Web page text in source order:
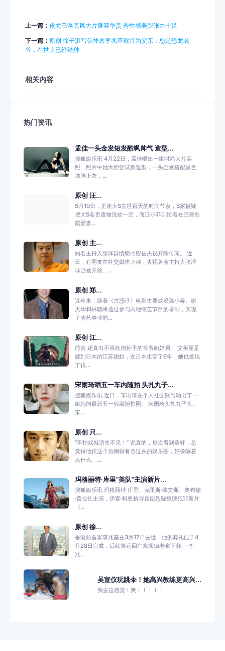
上一篇： 皮尤巴洛克风大片雍容华贵 秀性感美腿张力十足
下一篇： 原创 徐子淇写信悼念李兆基称其为父亲：您是恐龙老
爷，在世上已经绝种
相关内容
热门资讯
孟佳一头金发短发酷飒帅气 造型...
搜狐娱乐讯 4月22日，孟佳晒出一组时尚大片美
照，照片中她大胆尝试新造型，一头金发搭配黑色
抹胸上衣，...
原创 汪...
5月10日，正逢大S去世百天的时间节点，S家被疑
把大S名贵遗物洗劫一空，而汪小菲则忙着在巴厘岛
陪爱妻...
原创 主...
知名主持人张泽群愤怒回应被央视开除传闻。 近
日，有网友在社交媒体上称，央视著名主持人张泽
群已被开除。...
原创 郑...
近年来，随着《古惑仔》电影主要成员陈小春、谢
天华和林晓峰通过参与内地综艺节目的录制，实现
了演艺事业的...
原创 江...
前言 还真有不喜欢抱孙子的爷爷奶奶啊！ 艾美丽是
嫁到日本的江苏媳妇，在日本生活了6年，她也发现
了很...
宋雨琦晒五一车内随拍 头扎丸子...
搜狐娱乐讯 近日，宋雨琦在个人社交账号晒出了一
组她的最新五一假期随拍照。 宋雨琦头扎丸子头。
宋...
原创 只...
“不拍戏就消失不见！” 说真的，每次看到黄轩，总
觉得他跟这个热闹得有点过头的娱乐圈，好像隔着
点什么。...
玛格丽特·库里“美队”主演新片...
搜狐娱乐讯 玛格丽特·库里、克里斯·埃文斯、奥布瑞
·普拉扎主演，伊森·科恩执导喜剧悬疑惊悚犯罪新片
《...
原创 徐...
香港前首富李兆基在3月17日去世，他的葬礼已于4
月28日完成，后续将运回广东顺德老家下葬。 李
兆...
吴宣仪玩跳伞！她高兴教练更高兴...
我去这感觉！爽！！！！！